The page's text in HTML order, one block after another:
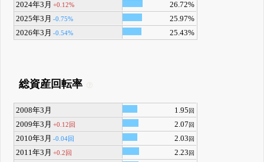
2024年3月 +0.12%
26.72%
2025年3月 -0.75%
25.97%
2026年3月 -0.54% 25.43%
総資産回転率
2008年3月 1.95回
2009年3月 +0.12回 2.07回
2010年3月 -0.04回 2.03回
2011年3月 +0.2回 2.23回